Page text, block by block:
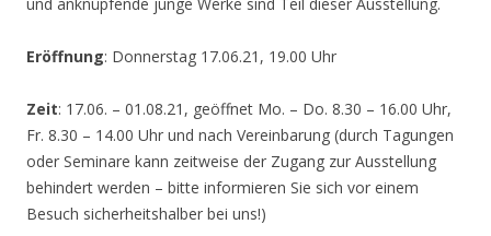
Eröffnung: Donnerstag 17.06.21, 19.00 Uhr
Zeit: 17.06. – 01.08.21, geöffnet Mo. – Do. 8.30 – 16.00 Uhr,
Fr. 8.30 – 14.00 Uhr und nach Vereinbarung (durch Tagungen
oder Seminare kann zeitweise der Zugang zur Ausstellung
behindert werden – bitte informieren Sie sich vor einem
Besuch sicherheitshalber bei uns!)